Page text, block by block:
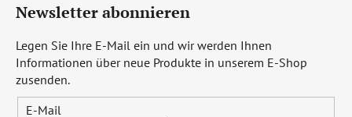
Newsletter abonnieren
Legen Sie Ihre E-Mail ein und wir werden Ihnen
Informationen über neue Produkte in unserem E-Shop
zusenden.
E-Mail